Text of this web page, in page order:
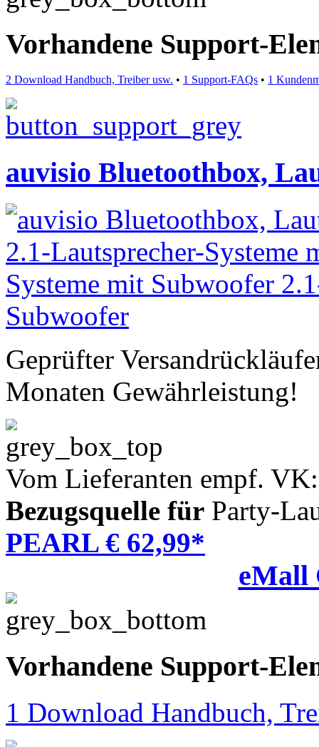
Vorhandene Support-
2 Download Handbuch, Treiber usw. • 1 Support-FAQs • 1
auvisio Bluetoothbox,
Geprüfter
Monaten Gewährleistung!
Vom Lieferanten empf.
Bezugsquelle für Party-
PEARL € 62,99*
eMall
Vorhandene Support-
1 Download Handbuch,